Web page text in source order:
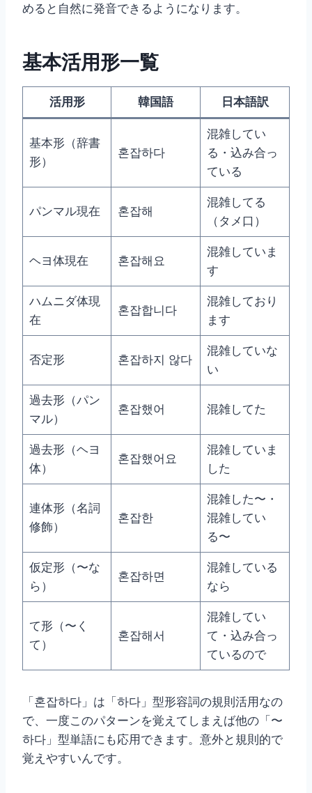
めると自然に発音できるようになります。
基本活用形一覧
活用形 韓国語 日本語訳
基本形（辞書
形）
혼잡하다
混雑してい
る・込み合っ
ている
パンマル現在 혼잡해
混雑してる
（タメ口）
ヘヨ体現在 혼잡해요
混雑していま
す
ハムニダ体現
在
혼잡합니다
混雑しており
ます
否定形 혼잡하지 않다
混雑していな
い
過去形（パン
マル）
혼잡했어 混雑してた
過去形（ヘヨ
体）
혼잡했어요
混雑していま
した
連体形（名詞
修飾）
혼잡한
混雑した〜・
混雑してい
る〜
仮定形（〜な
ら）
혼잡하면
混雑している
なら
て形（〜く
て）
혼잡해서
混雑してい
て・込み合っ
ているので
「혼잡하다」は「하다」型形容詞の規則活用なの
で、一度このパターンを覚えてしまえば他の「〜
하다」型単語にも応用できます。意外と規則的で
覚えやすいんです。